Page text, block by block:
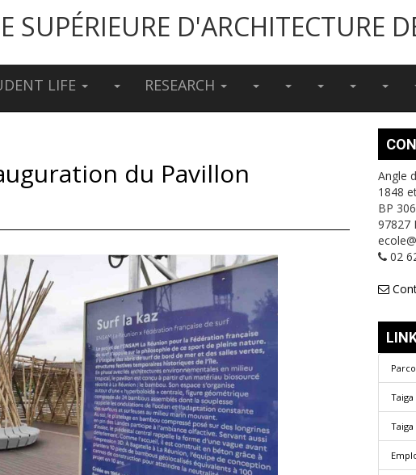
SUPÉRIEURE D'ARCHITECTURE
LIFE RESEARCH
du Pavillon
Angle
1848
BP 306
97827
02